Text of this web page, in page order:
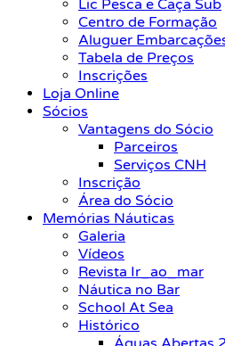
Lic Pesca e Caça Sub
Centro de Formação
Aluguer
Tabela de Preços
Inscrições
Loja Online
Sócios
Vantagens do Sócio
Parceiros
Serviços CNH
Inscrição
Área do Sócio
Memórias Náuticas
Galeria
Vídeos
Revista Ir_ao_mar
Náutica no Bar
School At Sea
Histórico